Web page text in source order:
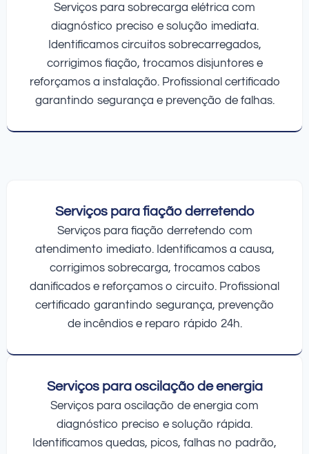
Serviços para sobrecarga elétrica com
diagnóstico preciso e solução imediata.
Identificamos circuitos sobrecarregados,
corrigimos fiação, trocamos disjuntores e
reforçamos a instalação. Profissional certificado
garantindo segurança e prevenção de falhas.
Serviços para fiação derretendo
Serviços para fiação derretendo com
atendimento imediato. Identificamos a causa,
corrigimos sobrecarga, trocamos cabos
danificados e reforçamos o circuito. Profissional
certificado garantindo segurança, prevenção
de incêndios e reparo rápido 24h.
Serviços para oscilação de energia
Serviços para oscilação de energia com
diagnóstico preciso e solução rápida.
Identificamos quedas, picos, falhas no padrão,